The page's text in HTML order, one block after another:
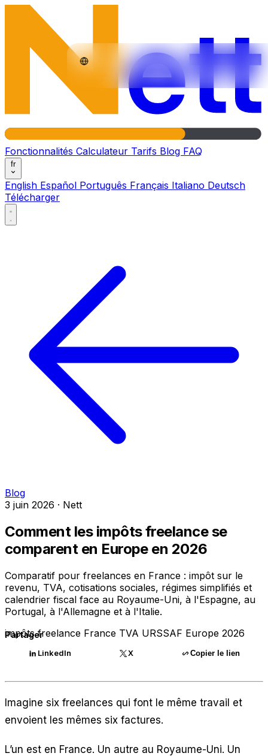
Fonctionnalités Calculateur Tarifs Blog FAQ
fr
English Español Português Français Italiano Deutsch
Télécharger
Português
Blog
3 juin 2026 · Nett
Comment les impôts freelance se
comparent en Europe en 2026
Comparatif pour freelances en France : impôt sur le
revenu, TVA, cotisations sociales, régimes simplifiés et
calendrier fiscal face au Royaume-Uni, à l'Espagne, au
Portugal, à l'Allemagne et à l'Italie.
impôtsfreelance France TVA URSSAF Europe 2026
Partager
LinkedIn X Copier le lien
Imagine six freelances qui font le même travail et
envoient les mêmes six factures.
L’un est en France. Un autre au Royaume-Uni. Un